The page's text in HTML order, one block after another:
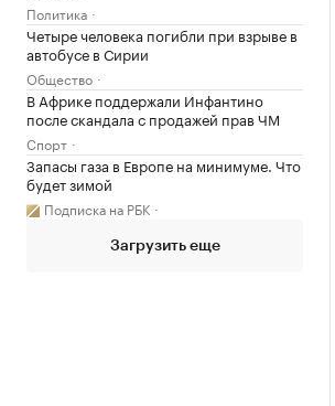
Политика
Четыре человека погибли при взрыве в
автобусе в Сирии
Общество
В Африке поддержали Инфантино
после скандала с продажей прав ЧМ
Спорт
Запасы газа в Европе на минимуме. Что
будет зимой
Подписка на РБК
Загрузить еще